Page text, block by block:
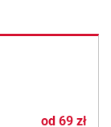
od 69 zł